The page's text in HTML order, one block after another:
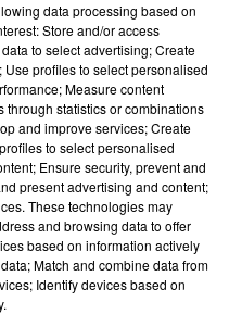
3 min 4 sec
NOCTURNES D'EPPE
data processing based on
Store and/or access
to select advertising; Create
profiles to select personalised
Measure content
statistics or combinations
and improve services; Create
to select personalised
Ensure security, prevent and
present advertising and content;
These technologies may
and browsing data to offer
based on information actively
Match and combine data from
Identify devices based on